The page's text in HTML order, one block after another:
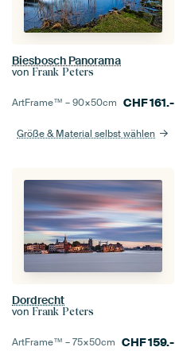
Biesbosch Panorama
von Frank Peters
ArtFrame™ –90×50cm CHF161.-
Größe & Material selbst wählen
Dordrecht
von Frank Peters
ArtFrame™ –75×50cm CHF159.-